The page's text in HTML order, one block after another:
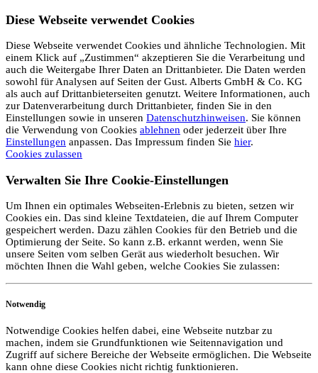
Diese Webseite verwendet Cookies
Diese Webseite verwendet Cookies und ähnliche Technologien. Mit
einem Klick auf „Zustimmen“ akzeptieren Sie die Verarbeitung und
auch die Weitergabe Ihrer Daten an Drittanbieter. Die Daten werden
sowohl für Analysen auf Seiten der Gust. Alberts GmbH & Co. KG
als auch auf Drittanbieterseiten genutzt. Weitere Informationen, auch
zur Datenverarbeitung durch Drittanbieter, finden Sie in den
Einstellungen sowie in unseren Datenschutzhinweisen. Sie können
die Verwendung von Cookies ablehnen oder jederzeit über Ihre
Einstellungen anpassen. Das Impressum finden Sie hier.
Cookies zulassen
Verwalten Sie Ihre Cookie-Einstellungen
Um Ihnen ein optimales Webseiten-Erlebnis zu bieten, setzen wir
Cookies ein. Das sind kleine Textdateien, die auf Ihrem Computer
gespeichert werden. Dazu zählen Cookies für den Betrieb und die
Optimierung der Seite. So kann z.B. erkannt werden, wenn Sie
unsere Seiten vom selben Gerät aus wiederholt besuchen. Wir
möchten Ihnen die Wahl geben, welche Cookies Sie zulassen:
Notwendig
Notwendige Cookies helfen dabei, eine Webseite nutzbar zu
machen, indem sie Grundfunktionen wie Seitennavigation und
Zugriff auf sichere Bereiche der Webseite ermöglichen. Die Webseite
kann ohne diese Cookies nicht richtig funktionieren.